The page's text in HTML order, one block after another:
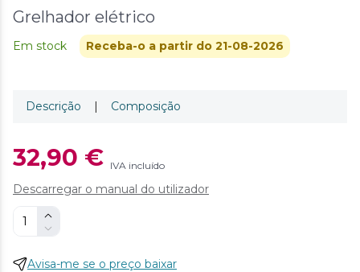
Grelhador elétrico
Em stock Receba-o a partir do 21-08-2026
Descrição | Composição
32,90 € IVA incluído
Descarregar o manual do utilizador
Avisa-me se o preço baixar